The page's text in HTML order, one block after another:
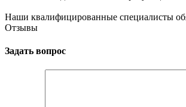
Наши квалифицированные специалисты
Отзывы
Задать вопрос